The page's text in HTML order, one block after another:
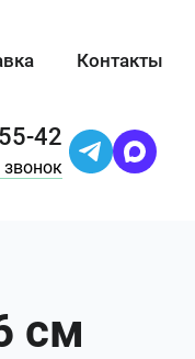
Контакты
42
см